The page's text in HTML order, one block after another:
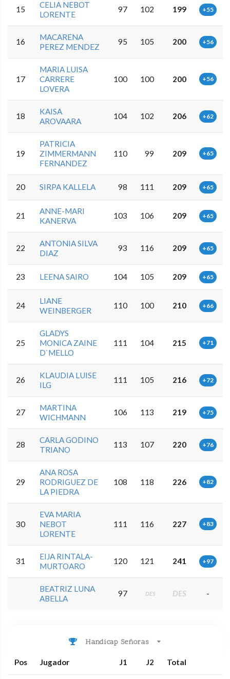
15
CELIA NEBOT
LORENTE
97 102 199 +55
16
MACARENA
PEREZ MENDEZ
95 105 200 +56
17
MARIA LUISA
CARRERE
LOVERA
100 100 200 +56
18
KAISA
AROVAARA
104 102 206 +62
19
PATRICIA
ZIMMERMANN
FERNANDEZ
110 99 209 +65
20 SIRPA KALLELA 98 111 209 +65
21
ANNE-MARI
KANERVA
103 106 209 +65
22
ANTONIA SILVA
DIAZ
93 116 209 +65
23 LEENA SAIRO 104 105 209 +65
24
LIANE
WEINBERGER
110 100 210 +66
25
GLADYS
MONICA ZAINE
D`MELLO
111 104 215 +71
26
KLAUDIA LUISE
ILG
111 105 216 +72
27
MARTINA
WICHMANN
106 113 219 +75
28
CARLA GODINO
TRIANO
113 107 220 +76
29
ANA ROSA
RODRIGUEZ DE
LA PIEDRA
108 118 226 +82
30
EVA MARIA
NEBOT
LORENTE
111 116 227 +83
31
EIJA RINTALA-
MURTOARO
120 121 241 +97
BEATRIZ LUNA
ABELLA
97 DES DES -
Handicap Señoras
Pos Jugador J1 J2 Total